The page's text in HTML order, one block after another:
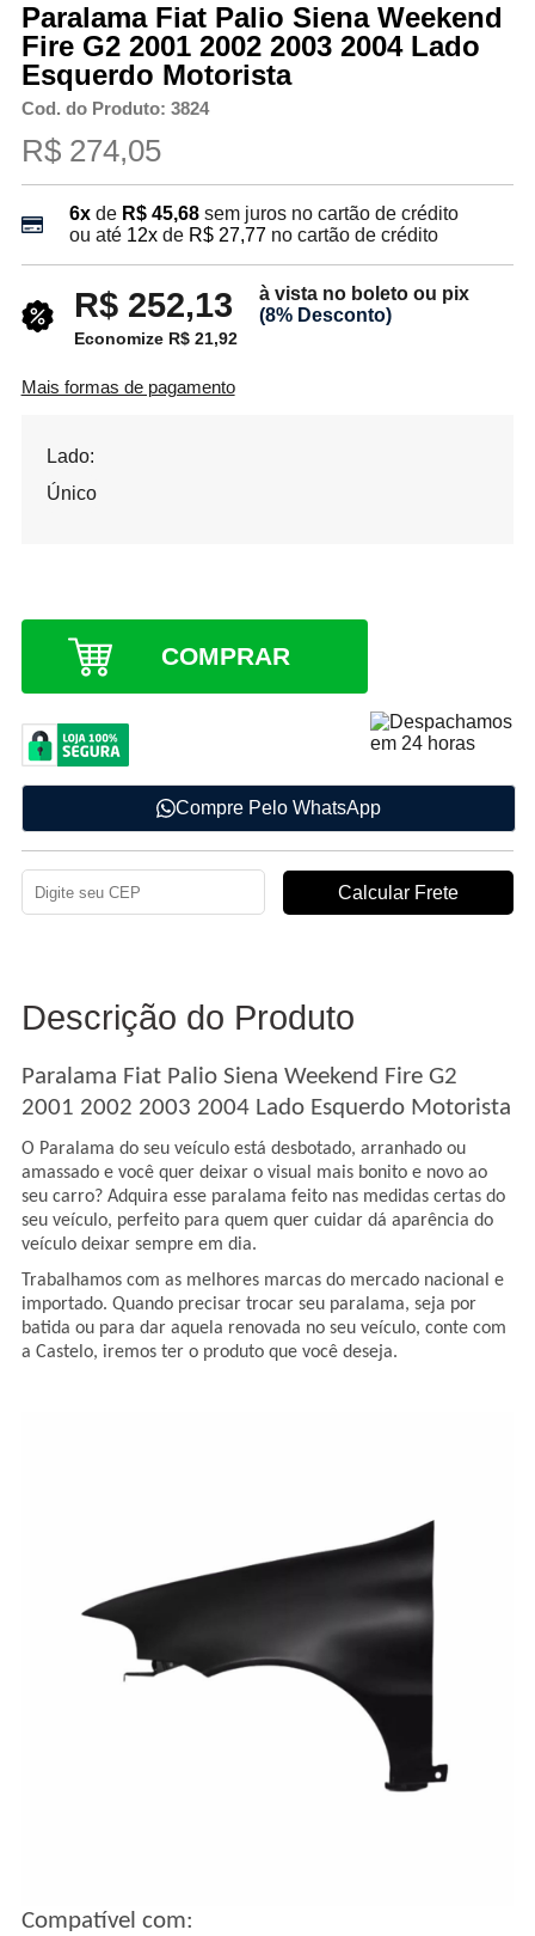
Paralama Fiat Palio Siena Weekend
Fire G2 2001 2002 2003 2004 Lado
Esquerdo Motorista
Cod. do Produto: 3824
R$ 274,05
6xde R$ 45,68 sem juros no cartão de crédito
ou até 12xde R$ 27,77no cartão de crédito
R$ 252,13
à vista no boleto ou pix
(8% Desconto)
Economize R$ 21,92
Mais formas de pagamento
Lado:
Único
COMPRAR
Compre Pelo WhatsApp
Descrição do Produto
Paralama Fiat Palio Siena Weekend Fire G2
2001 2002 2003 2004 Lado Esquerdo Motorista
O Paralama do seu veículo está desbotado, arranhado ou
amassado e você quer deixar o visual mais bonito e novo ao
seu carro? Adquira esse paralama feito nas medidas certas do
seu veículo, perfeito para quem quer cuidar dá aparência do
veículo deixar sempre em dia.
Trabalhamos com as melhores marcas do mercado nacional e
importado. Quando precisar trocar seu paralama, seja por
batida ou para dar aquela renovada no seu veículo, conte com
a Castelo, iremos ter o produto que você deseja.
Compatível com: